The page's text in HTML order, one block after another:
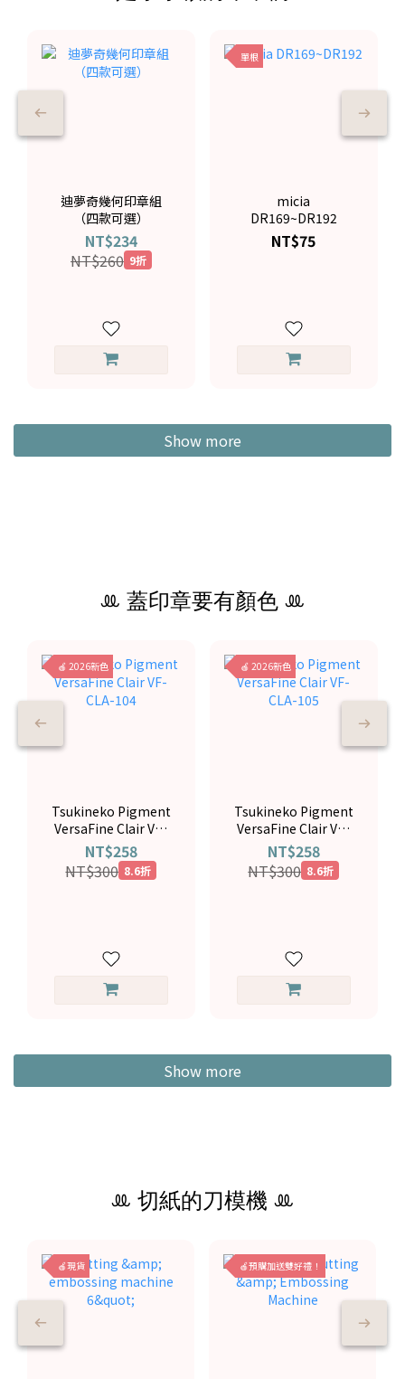
迪夢奇幾何印章組
（四款可選）
NT$234
NT$260 9折
單根
micia
DR169~DR192
NT$75
Show more
ꔛ 蓋印章要有顏色 ꔛ
🍎 2026新色
Tsukineko Pigment
VersaFine Clair VF-
CLA-104
NT$258
NT$300 8.6折
🍎 2026新色
Tsukineko Pigment
VersaFine Clair VF-
CLA-105
NT$258
NT$300 8.6折
Show more
ꔛ 切紙的刀模機 ꔛ
🍎現貨 🍎預購加送雙好禮！